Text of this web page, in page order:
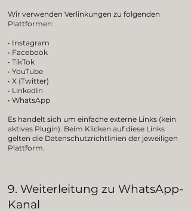
Wir verwenden Verlinkungen zu folgenden
Plattformen:
• Instagram
• Facebook
• TikTok
• YouTube
• X (Twitter)
• LinkedIn
• WhatsApp
Es handelt sich um einfache externe Links (kein
aktives Plugin). Beim Klicken auf diese Links
gelten die Datenschutzrichtlinien der jeweiligen
Plattform.
9. Weiterleitung zu WhatsApp-
Kanal